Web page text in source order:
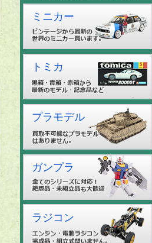
ミニカー
トミカ
プラモデル
ガンプラ
ラジコン